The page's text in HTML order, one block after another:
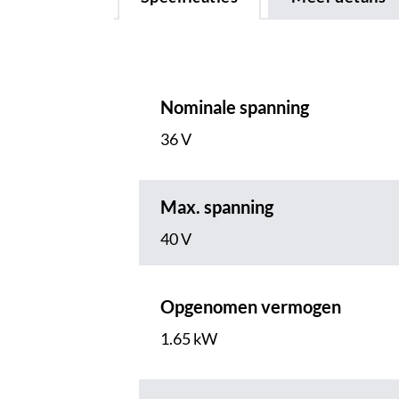
Nominale spanning
36 V
Max. spanning
40 V
Opgenomen vermogen
1.65 kW